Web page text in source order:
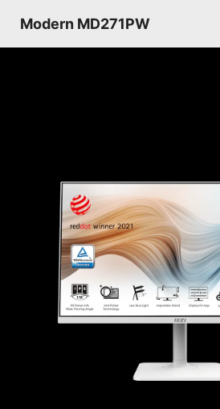
Modern MD271PW